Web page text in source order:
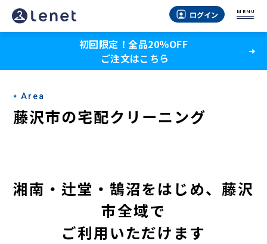
藤
沢
の
宅
配
ー
ニ
ログイン MENU
初回限定！全品20％OFF
ご注文はこちら
Area
藤沢市の宅配クリーニング
湘南・辻堂・鵠沼をはじめ、 藤沢
市全域で
ご利用いただけます